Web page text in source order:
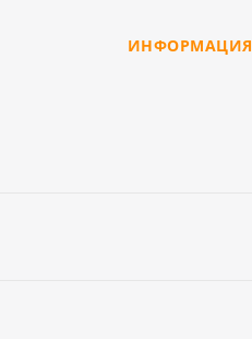
ИНФОРМАЦИЯ